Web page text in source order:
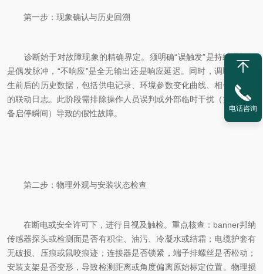
第一步：现象确认与历史回溯
诊断始于对故障现象的精确界定。须明确“误触发”是持续误报还
是偶发脉冲，“不响应”是全无输出还是响应延迟。同时，调取故障发
生前后的历史数据，包括供电记录、环境参数变化曲线、相邻传感器
的联动日志。此阶段需排除操作人员误判或外部临时干扰（如大型设
备启停瞬间）导致的假性故障。
第二步：物理外观与安装状态检查
在断电或安全许可下，进行目视及触检。重点核查：banner邦纳
传感器探头或检测面是否有积尘、油污、冷凝水或结霜；电缆护套有
无破损、压痕或鼠咬痕迹；连接器是否锁紧，端子排螺丝是否松动；
安装支架是否变形，导致检测距离或角度偏离原始标定位置。物理损
电话咨询